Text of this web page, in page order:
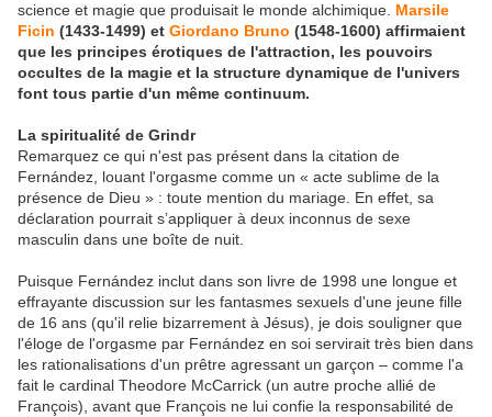
science et magie que produisait le monde alchimique. Marsile
Ficin (1433-1499) et Giordano Bruno (1548-1600) affirmaient
que les principes érotiques de l'attraction, les pouvoirs
occultes de la magie et la structure dynamique de l'univers
font tous partie d'un même continuum.
La spiritualité de Grindr
Remarquez ce qui n'est pas présent dans la citation de
Fernández, louant l'orgasme comme un « acte sublime de la
présence de Dieu » : toute mention du mariage. En effet, sa
déclaration pourrait s’appliquer à deux inconnus de sexe
masculin dans une boîte de nuit.
Puisque Fernández inclut dans son livre de 1998 une longue et
effrayante discussion sur les fantasmes sexuels d'une jeune fille
de 16 ans (qu'il relie bizarrement à Jésus), je dois souligner que
l'éloge de l'orgasme par Fernández en soi servirait très bien dans
les rationalisations d'un prêtre agressant un garçon – comme l'a
fait le cardinal Theodore McCarrick (un autre proche allié de
François), avant que François ne lui confie la responsabilité de